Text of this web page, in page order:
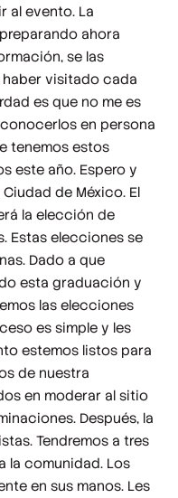
al evento. La
ahora
se las
visitado cada
es que no me es
en persona
tenemos estos
este año. Espero y
de México. El
la elección de
Estas elecciones se
Dado a que
esta graduación y
las elecciones
es simple y les
estemos listos para
de nuestra
en moderar al sitio
Después, la
Tendremos a tres
la comunidad. Los
en sus manos. Les